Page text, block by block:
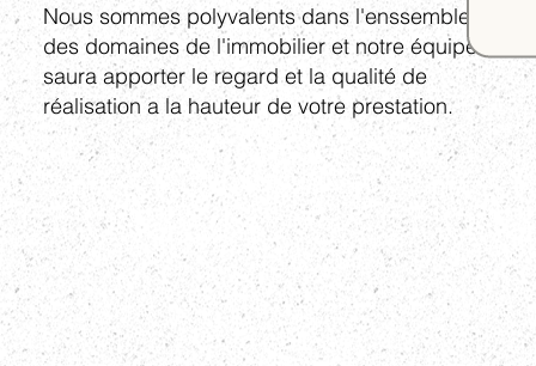
Nous sommes polyvalents dans l'enssemble
des domaines de l'immobilier et notre équipe
saura apporter le regard et la qualité de
réalisation a la hauteur de votre prestation.